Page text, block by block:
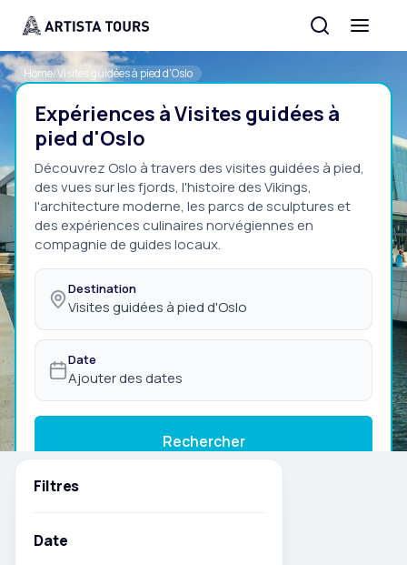
Home/Visites guidées à pied d'Oslo
Expériences à Visites guidées à
pied d'Oslo
Découvrez Oslo à travers des visites guidées à pied,
des vues sur les fjords, l'histoire des Vikings,
l'architecture moderne, les parcs de sculptures et
des expériences culinaires norvégiennes en
compagnie de guides locaux.
Destination
Visites guidées à pied d'Oslo
Date
Ajouter des dates
Rechercher
Filtres
Date